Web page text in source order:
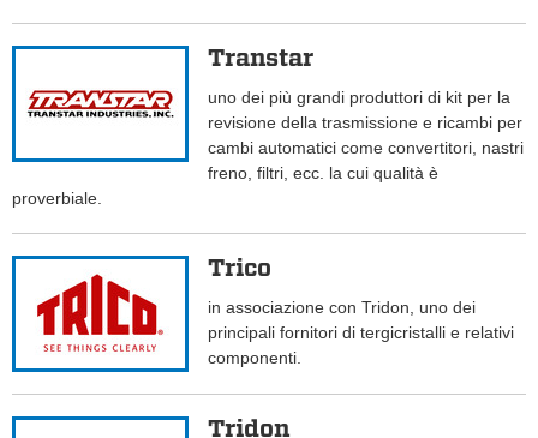
Transtar
uno dei più grandi produttori di kit per la
revisione della trasmissione e ricambi per
cambi automatici come convertitori, nastri
freno, filtri, ecc. la cui qualità è
proverbiale.
Trico
in associazione con Tridon, uno dei
principali fornitori di tergicristalli e relativi
componenti.
Tridon